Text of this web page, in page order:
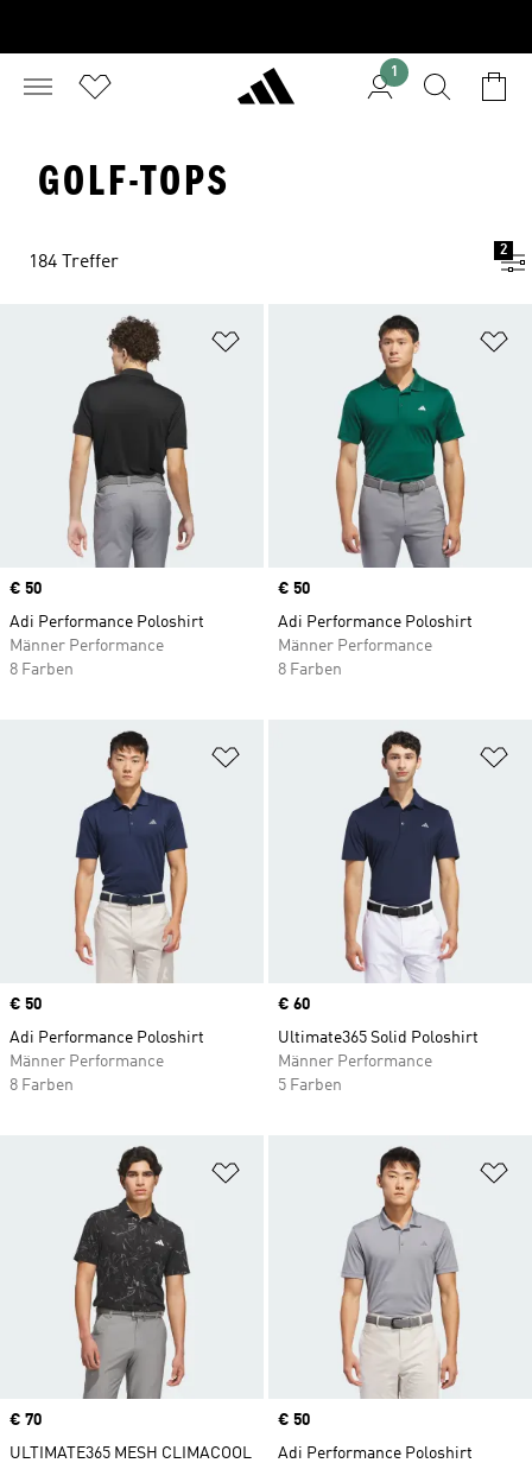
1
GOLF-TOPS
184 Treffer
2
Zur Wunschliste hinzufügen
Price
€ 50
Adi Performance Poloshirt
Männer Performance
8 Farben
Price
€ 50
Adi Performance Poloshirt
Männer Performance
8 Farben
Zur Wunschliste hinzufügen
Price
€ 50
Adi Performance Poloshirt
Männer Performance
8 Farben
Price
€ 60
Ultimate365 Solid Poloshirt
Männer Performance
5 Farben
Zur Wunschliste hinzufügen
Price
€ 70
ULTIMATE365 MESH CLIMACOOL
Price
€ 50
Adi Performance Poloshirt